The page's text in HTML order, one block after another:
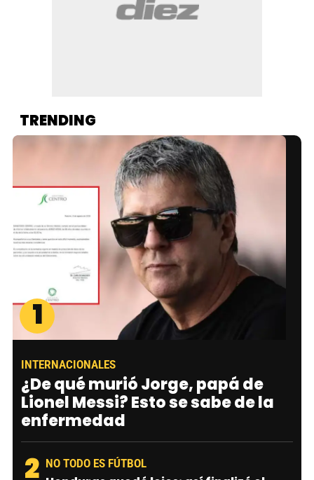
TRENDING
1
INTERNACIONALES
¿De qué murió Jorge, papá de
Lionel Messi? Esto se sabe de la
enfermedad
2 NO TODO ES FÚTBOL